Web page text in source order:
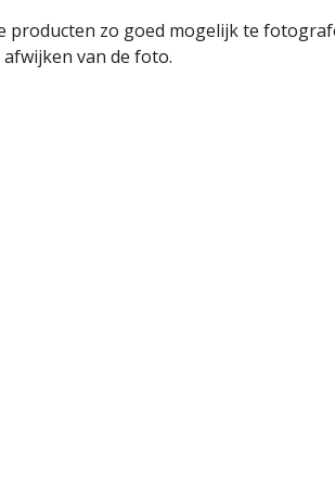
producten zo goed mogelijk te
van de foto.